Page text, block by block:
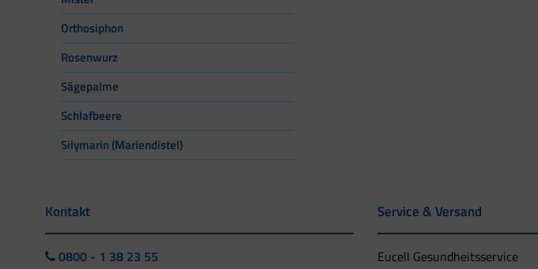
Orthosiphon
Rosenwurz
Sägepalme
Schlafbeere
Silymarin (Mariendistel)
Kontakt
0800 - 1 38 23 55
Service & Versand
Eucell Gesundheitsservice